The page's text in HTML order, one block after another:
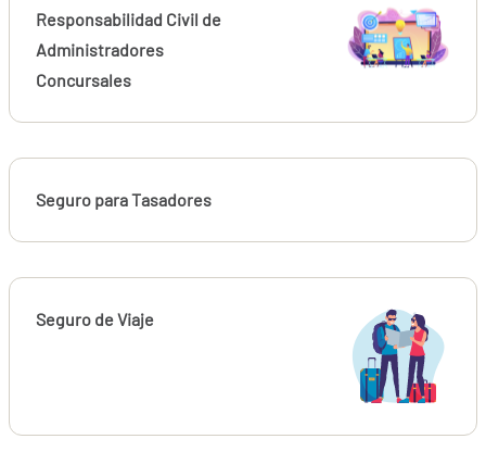
Responsabilidad Civil de
Administradores
Concursales
Seguro para Tasadores
Seguro de Viaje